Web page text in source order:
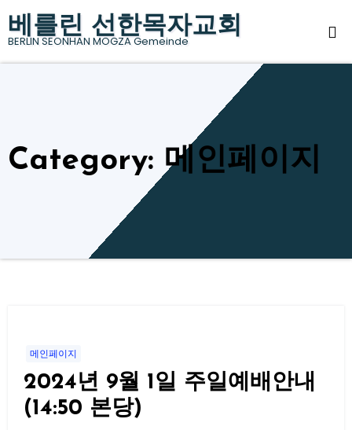
Skip
to베를린 선한목자교회
BERLIN SEONHAN MOGZA Gemeinde
Category: 메인페이지
메인페이지
2024년 9월 1일 주일예배안내
(14:50 본당)